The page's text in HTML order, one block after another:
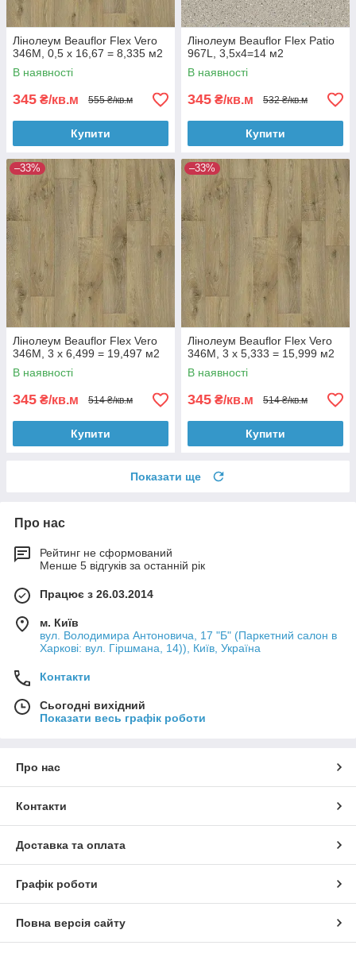
Лінолеум Beauflor Flex Vero
346M, 0,5 х 16,67 = 8,335 м2
В наявності
345 ₴/кв.м 555 ₴/кв.м
Купити
Лінолеум Beauflor Flex Patio
967L, 3,5х4=14 м2
В наявності
345 ₴/кв.м 532 ₴/кв.м
Купити
–33%
Лінолеум Beauflor Flex Vero
346M, 3 х 6,499 = 19,497 м2
В наявності
345 ₴/кв.м 514 ₴/кв.м
Купити
–33%
Лінолеум Beauflor Flex Vero
346M, 3 х 5,333 = 15,999 м2
В наявності
345 ₴/кв.м 514 ₴/кв.м
Купити
Показати ще
Про нас
Рейтинг не сформований
Менше 5 відгуків за останній рік
Працює з 26.03.2014
м. Київ
вул. Володимира Антоновича, 17 "Б" (Паркетний салон в
Харкові: вул. Гіршмана, 14)), Київ, Україна
Контакти
Сьогодні вихідний
Показати весь графік роботи
Про нас
Контакти
Доставка та оплата
Графік роботи
Повна версія сайту